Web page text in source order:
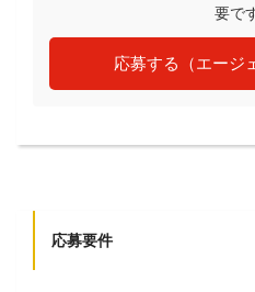
要で
応募する（エージ
応募要件